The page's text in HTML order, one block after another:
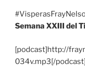
Semana XXIII del
[podcast]http://
034v.mp3[/podcast]